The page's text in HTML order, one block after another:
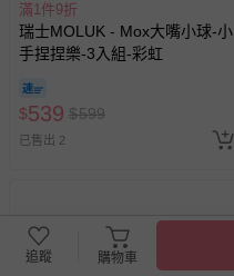
滿1件9折
瑞士MOLUK - Mox大嘴小球-小
手捏捏樂-3入組-彩虹
$539 $599
已售出 2
追蹤 購物車